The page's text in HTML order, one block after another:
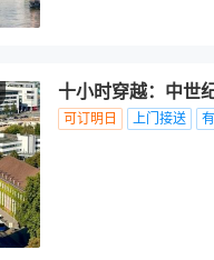
十小时穿越：中世
可订明日 上门接送